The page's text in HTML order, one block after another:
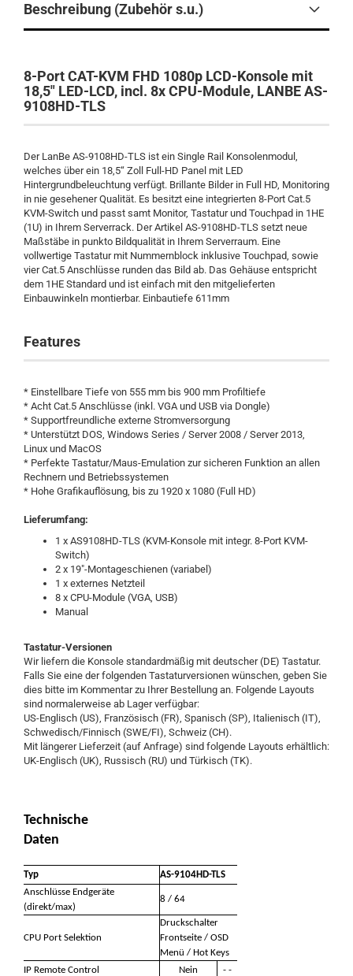
Beschreibung (Zubehör s.u.)
8-Port CAT-KVM FHD 1080p LCD-Konsole mit
18,5" LED-LCD, incl. 8x CPU-Module, LANBE AS-
9108HD-TLS
Der LanBe AS-9108HD-TLS ist ein Single Rail Konsolenmodul,
welches über ein 18,5‘‘ Zoll Full-HD Panel mit LED
Hintergrundbeleuchtung verfügt. Brillante Bilder in Full HD, Monitoring
in nie gesehener Qualität. Es besitzt eine integrierten 8-Port Cat.5
KVM-Switch und passt samt Monitor, Tastatur und Touchpad in 1HE
(1U) in Ihrem Serverrack. Der Artikel AS-9108HD-TLS setzt neue
Maßstäbe in punkto Bildqualität in Ihrem Serverraum. Eine
vollwertige Tastatur mit Nummernblock inklusive Touchpad, sowie
vier Cat.5 Anschlüsse runden das Bild ab. Das Gehäuse entspricht
dem 1HE Standard und ist einfach mit den mitgelieferten
Einbauwinkeln montierbar. Einbautiefe 611mm
Features
* Einstellbare Tiefe von 555 mm bis 900 mm Profiltiefe
* Acht Cat.5 Anschlüsse (inkl. VGA und USB via Dongle)
* Supportfreundliche externe Stromversorgung
* Unterstützt DOS, Windows Series / Server 2008 / Server 2013,
Linux und MacOS
* Perfekte Tastatur/Maus-Emulation zur sicheren Funktion an allen
Rechnern und Betriebssystemen
* Hohe Grafikauflösung, bis zu 1920 x 1080 (Full HD)
Lieferumfang:
1 x AS9108HD-TLS (KVM-Konsole mit integr. 8-Port KVM-
Switch)
2 x 19"-Montageschienen (variabel)
1 x externes Netzteil
8 x CPU-Module (VGA, USB)
Manual
Tastatur-Versionen
Wir liefern die Konsole standardmäßig mit deutscher (DE) Tastatur.
Falls Sie eine der folgenden Tastaturversionen wünschen, geben Sie
dies bitte im Kommentar zu Ihrer Bestellung an. Folgende Layouts
sind normalerweise ab Lager verfügbar:
US-Englisch (US), Französisch (FR), Spanisch (SP), Italienisch (IT),
Schwedisch/Finnisch (SWE/FI), Schweiz (CH).
Mit längerer Lieferzeit (auf Anfrage) sind folgende Layouts erhältlich:
UK-Englisch (UK), Russisch (RU) und Türkisch (TK).
Technische
Daten
Typ
AS-9104HD-TLS
Anschlüsse Endgeräte
(direkt/max)
8 / 64
CPU Port Selektion
Druckschalter
Frontseite / OSD
Menü / Hot Keys
IP Remote Control
Nein - -